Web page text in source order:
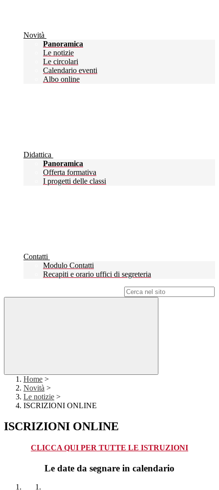
Novità
Panoramica
Le notizie
Le circolari
Calendario eventi
Albo online
Didattica
Panoramica
Offerta formativa
I progetti delle classi
Contatti
Modulo Contatti
Recapiti e orario uffici di segreteria
Home >
Novità >
Le notizie >
ISCRIZIONI ONLINE
ISCRIZIONI ONLINE
CLICCA QUI PER TUTTE LE ISTRUZIONI
Le date da segnare in calendario